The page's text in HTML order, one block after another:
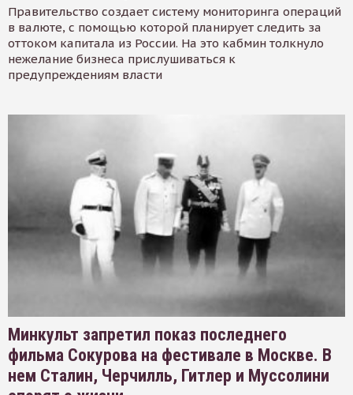
Правительство создает систему мониторинга операций
в валюте, с помощью которой планирует следить за
оттоком капитала из России. На это кабмин толкнуло
нежелание бизнеса прислушиваться к
предупреждениям власти
Минкульт запретил показ последнего
фильма Сокурова на фестивале в Москве. В
нем Сталин, Черчилль, Гитлер и Муссолини